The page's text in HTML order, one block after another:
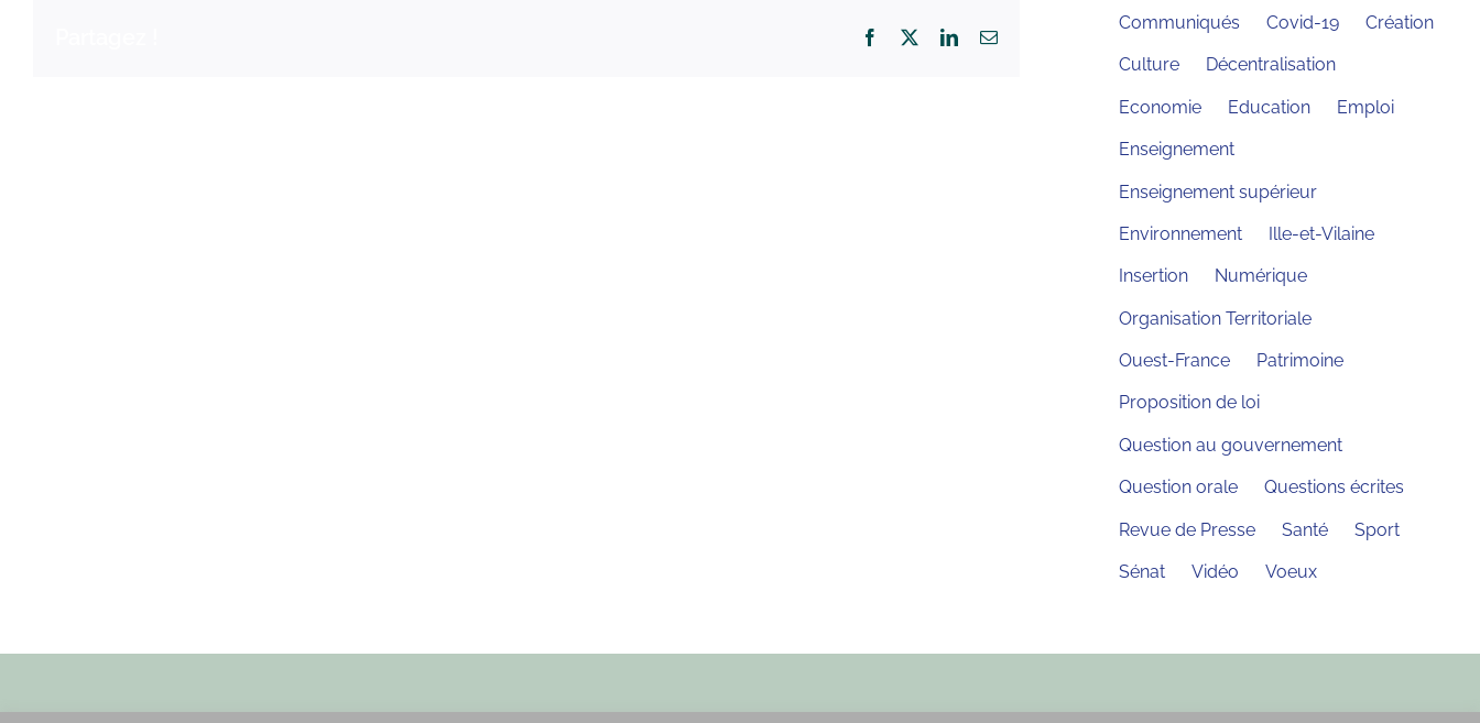
Facebook
X LinkedInEmail
Communiqués Covid-19 Création
Culture Décentralisation
Economie Education Emploi
Enseignement
Enseignement supérieur
Environnement Ille-et-Vilaine
Insertion Numérique
Organisation Territoriale
Ouest-France Patrimoine
Proposition de loi
Question au gouvernement
Question orale Questions écrites
Revue de Presse Santé Sport
Sénat Vidéo Voeux